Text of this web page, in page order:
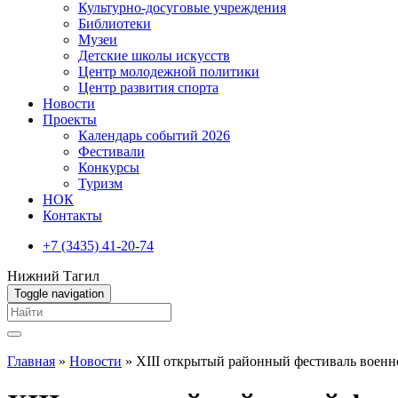
Культурно-досуговые учреждения
Библиотеки
Музеи
Детские школы искусств
Центр молодежной политики
Центр развития спорта
Новости
Проекты
Календарь событий 2026
Фестивали
Конкурсы
Туризм
НОК
Контакты
+7 (3435) 41-20-74
Нижний Тагил
Toggle navigation
Вы здесь
Главная » Новости » XIII открытый районный фестиваль